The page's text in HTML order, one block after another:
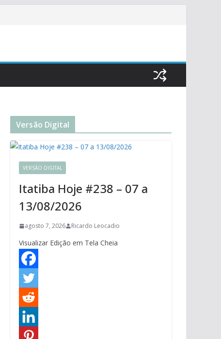
Versão Digital
VERSÃO DIGITAL
Itatiba Hoje #238 – 07 a
13/08/2026
agosto 7, 2026 Ricardo Leocadio
Visualizar Edição em Tela Cheia